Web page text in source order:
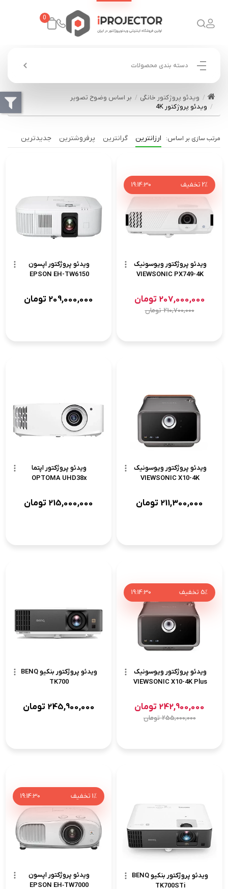
0
دسته بندی محصولات
ویدئو پروژکتور خانگی
بر اساس وضوح تصویر
ویدئو پروژکتور 4K
ارزانترین گرانترین پرفروشترین جدیدترین
تخفیف 2%
19:14:30
ویدئو پروژکتور ویوسونیک
VIEWSONIC PX749-4K
207,000,000 تومان
210,700,000تومان
ویدئو پروژکتور اپسون
EPSON EH-TW6150
209,000,000 تومان
ویدئو پروژکتور ویوسونیک
VIEWSONIC X10-4K
211,300,000 تومان
ویدئو پروژکتور اپتما
OPTOMA UHD38x
215,000,000 تومان
تخفیف 5%
19:14:30
ویدئو پروژکتور ویوسونیک
VIEWSONIC X10-4K Plus
242,900,000 تومان
255,000,000تومان
ویدئو پروژکتور بنکیو BENQ
TK700
245,900,000 تومان
ویدئو پروژکتور بنکیو BENQ
TK700STi
تخفیف 1%
19:14:30
ویدئو پروژکتور اپسون
EPSON EH‑TW7000